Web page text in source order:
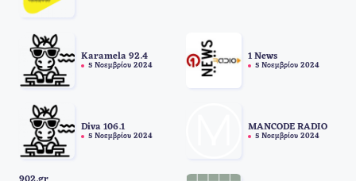
Karamela 92.4
5 Νοεμβρίου 2024
1 News
5 Νοεμβρίου 2024
Diva 106.1
5 Νοεμβρίου 2024
MANCODE RADIO
5 Νοεμβρίου 2024